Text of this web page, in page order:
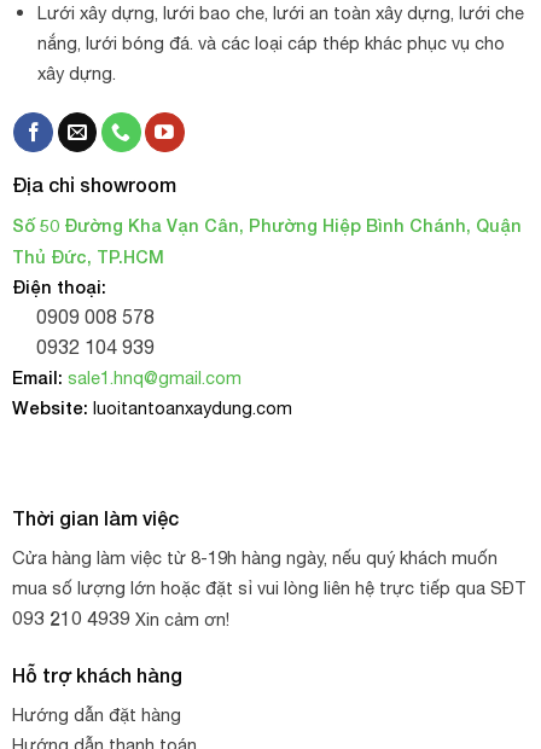
Công dụng của lưới leo giàn:
– Lưới có tác dụng định hướng phát triển cho cây thân leo,
su su, mướp, dưa leo…
trong quá trình phát triển. Làm giá đỡ cho các loại lan
Mokara.
– Lưới được dùng làm giàn cho các loại cây, hoa leo
như thiên lý, hoa giấy, hoa tygon, hoàng anh…
Lưới xây dựng, lưới bao che, lưới an toàn xây dựng, lưới che
nắng, lưới bóng đá. và các loại cáp thép khác phục vụ cho
xây dựng.
Địa chỉ showroom
Số 50 Đường Kha Vạn Cân, Phường Hiệp Bình Chánh, Quận
Thủ Đức, TP.HCM
Điện thoại:
0909 008 578
0932 104 939
Email: sale1.hnq@gmail.com
Website: luoitantoanxaydung.com
Thời gian làm việc
Cửa hàng làm việc từ 8-19h hàng ngày, nếu quý khách muốn
mua số lượng lớn hoặc đặt sỉ vui lòng liên hệ trực tiếp qua SĐT
093 210 4939 Xin cảm ơn!
Hỗ trợ khách hàng
Hướng dẫn đặt hàng
Hướng dẫn thanh toán